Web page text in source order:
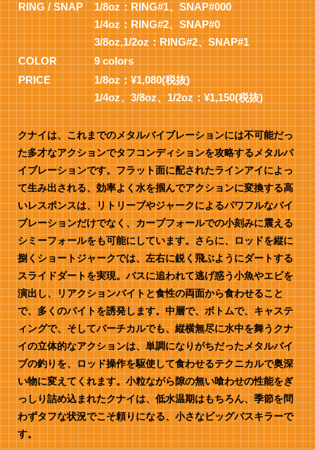
RING / SNAP
1/8oz：RING#1、SNAP#000
1/4oz：RING#2、SNAP#0
3/8oz,1/2oz：RING#2、SNAP#1
COLOR
9 colors
PRICE
1/8oz：¥1,080(税抜)
1/4oz、3/8oz、1/2oz：¥1,150(税抜)
クナイは、これまでのメタルバイブレーションには不可能だっ
た多才なアクションでタフコンディションを攻略するメタルバ
イブレーションです。フラット面に配されたラインアイによっ
て生み出される、効率よく水を掴んでアクションに変換する高
いレスポンスは、リトリーブやジャークによるパワフルなバイ
ブレーションだけでなく、カーブフォールでの小刻みに震える
シミーフォールをも可能にしています。さらに、ロッドを縦に
捌くショートジャークでは、左右に鋭く飛ぶようにダートする
スライドダートを実現。バスに追われて逃げ惑う小魚やエビを
演出し、リアクションバイトと食性の両面から食わせること
で、多くのバイトを誘発します。中層で、ボトムで、キャステ
ィングで、そしてバーチカルでも、縦横無尽に水中を舞うクナ
イの立体的なアクションは、単調になりがちだったメタルバイ
ブの釣りを、ロッド操作を駆使して食わせるテクニカルで奥深
い物に変えてくれます。小粒ながら隙の無い喰わせの性能をぎ
っしり詰め込まれたクナイは、低水温期はもちろん、季節を問
わずタフな状況でこそ頼りになる、小さなビッグバスキラーで
す。